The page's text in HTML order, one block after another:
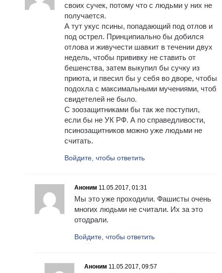
своих cучeк, потому что с людьми у них не
получается.
А тут укус псины, попадающий под отлов и
под острел. Принципиально бы добился
отлова и живучести шавкит в течении двух
недель, чтобы прививку не ставить от
бешенства, затем выкупил бы сучку из
приюта, и пвесил бы у себя во дворе, чтобы
подохла с максимальными мучениями, чтоб
свидетелей не было.
С зоозащитниками бы так же поступил,
если бы не УК РФ. А по справедливости,
псинозащитников можно уже людьми не
считать.
Войдите, чтобы ответить
Аноним 11.05.2017, 01:31
Мы это уже проходили. Фашисты очень
многих людьми не считали. Их за это
отодрали.
Войдите, чтобы ответить
Аноним 11.05.2017, 09:57